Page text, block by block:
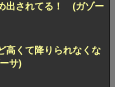
出されてる！ (ガゾー
高くて降りられなくな
サ)